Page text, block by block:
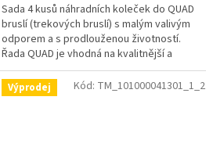
Sada 4 kusů náhradních koleček do QUAD
bruslí (trekových bruslí) s malým valivým
odporem a s prodlouženou životností.
Řada QUAD je vhodná na kvalitnější a
jemnější povrchy.
Výprodej Kód: TM_101000041301_1_2